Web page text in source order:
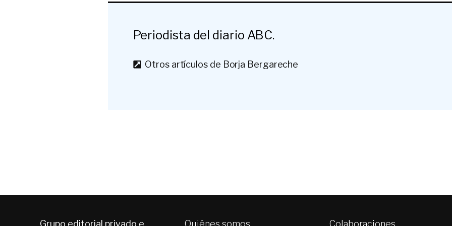
Periodista del diario ABC.
Otros artículos de Borja Bergareche